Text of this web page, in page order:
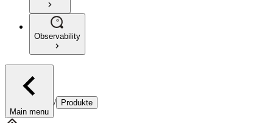
Observability
Main menu
/ Produkte